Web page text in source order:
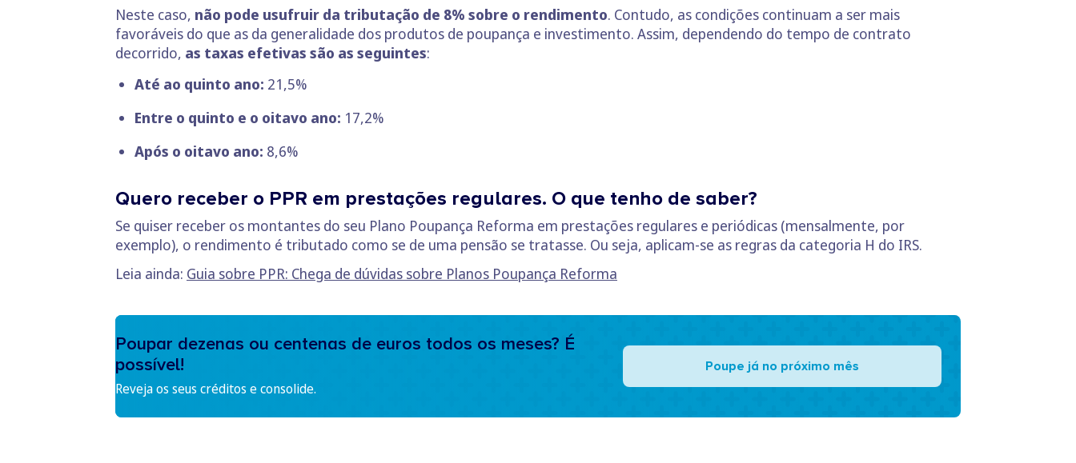
Neste caso, não pode usufruir da tributação de 8% sobre o rendimento. Contudo, as condições continuam a ser mais
favoráveis do que as da generalidade dos produtos de poupança e investimento. Assim, dependendo do tempo de contrato
decorrido, as taxas efetivas são as seguintes:
Até ao quinto ano: 21,5%
Entre o quinto e o oitavo ano: 17,2%
Após o oitavo ano: 8,6%
Quero receber o PPR em prestações regulares. O que tenho de saber?
Se quiser receber os montantes do seu Plano Poupança Reforma em prestações regulares e periódicas (mensalmente, por
exemplo), o rendimento é tributado como se de uma pensão se tratasse. Ou seja, aplicam-se as regras da categoria H do IRS.
Leia ainda: Guia sobre PPR: Chega de dúvidas sobre Planos Poupança Reforma
Poupar dezenas ou centenas de euros todos os meses? É
possível!
Reveja os seus créditos e consolide.
Poupe já no próximo mês